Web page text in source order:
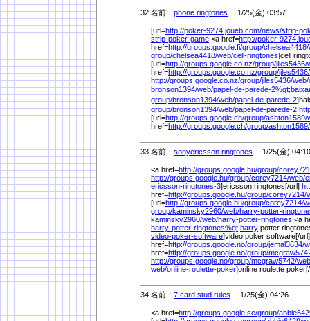
32 名前： phone ringtones 1/25(金) 03:57
[url=http://poker-9274.joueb.com/news/strip-
strip-poker-game <a href=http://poker-
href=http://groups.google.fi/group/chelsea4418/
group/chelsea4418/web/cell-ringtones]cell
[url=http://groups.google.co.nz/group/jiles5436/
href=http://groups.google.co.nz/group/jiles5436/
http://groups.google.co.nz/group/jiles5436/web/
bronson1394/web/papel-de-parede-2%
group/bronson1394/web/papel-de-parede-2
group/bronson1394/web/papel-de-parede-2
[url=http://groups.google.ch/group/ashton1589/
href=http://groups.google.ch/group/ashton1589/
33 名前： sonyericsson ringtones 1/25(金) 04:10
<a href=http://groups.google.hu/group/
http://groups.google.hu/group/corey7214/web/
ericsson-ringtones-3]ericsson ringtones[/url]
href=http://groups.google.hu/group/corey7214/
[url=http://groups.google.hu/group/corey7214/
group/kaminsky2960/web/harry-potter-
kaminsky2960/web/harry-potter-ringtones <a
harry-potter-ringtones%gt;harry potter
video-poker-software]video poker software[/
href=http://groups.google.no/group/jemal3634/
href=http://groups.google.no/group/
http://groups.google.no/group/mcgraw5742/
web/online-roulette-poker]online roulette
34 名前： 7 card stud rules 1/25(金) 04:26
<a href=http://groups.google.se/group/